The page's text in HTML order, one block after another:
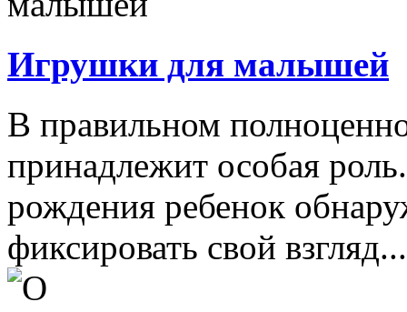
Игрушки для малышей
В правильном
принадлежит особая
рождения ребенок
фиксировать свой взгляд...